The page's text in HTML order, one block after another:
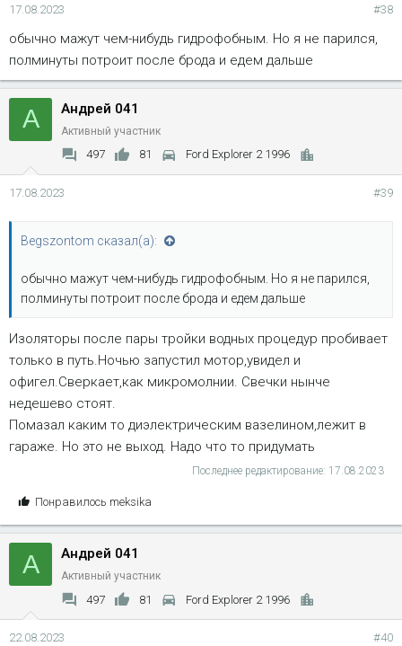
17.08.2023 #38
обычно мажут чем-нибудь гидрофобным. Но я не парился,
полминуты потроит после брода и едем дальше
А Андрей 041
Активный участник
497 81 Ford Explorer 2 1996
17.08.2023 #39
Begszontom сказал(а):
обычно мажут чем-нибудь гидрофобным. Но я не парился,
полминуты потроит после брода и едем дальше
Изоляторы после пары тройки водных процедур пробивает
только в путь.Ночью запустил мотор,увидел и
офигел.Сверкает,как микромолнии. Свечки нынче
недешево стоят.
Помазал каким то диэлектрическим вазелином,лежит в
гараже. Но это не выход. Надо что то придумать
Последнее редактирование: 17.08.2023
С
м
п
а
Понравилось meksika
А Андрей 041
Активный участник
497 81 Ford Explorer 2 1996
22.08.2023 #40